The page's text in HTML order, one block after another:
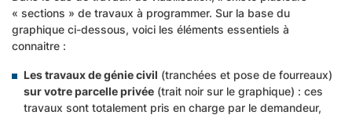
« sections » de travaux à programmer. Sur la base du
graphique ci-dessous, voici les éléments essentiels à
connaitre :
Les travaux de génie civil (tranchées et pose de fourreaux)
sur votre parcelle privée (trait noir sur le graphique) : ces
travaux sont totalement pris en charge par le demandeur,